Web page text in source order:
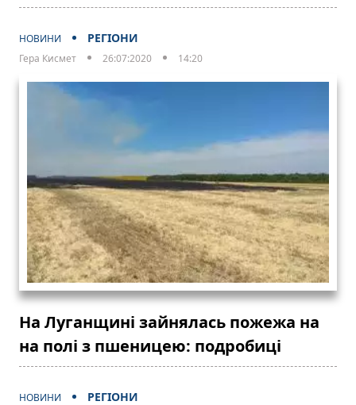
НОВИНИ РЕГІОНИ
Гера Кисмет 26:07:2020 14:20
На Луганщині зайнялась пожежа на
на полі з пшеницею: подробиці
НОВИНИ РЕГІОНИ